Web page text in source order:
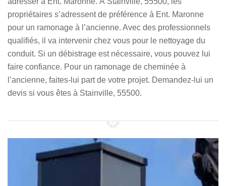
propriétaires s’adressent de préférence à Ent. Maronne
pour un ramonage à l’ancienne. Avec des professionnels
qualifiés, il va intervenir chez vous pour le nettoyage du
conduit. Si un débistrage est nécessaire, vous pouvez lui
faire confiance. Pour un ramonage de cheminée à
l’ancienne, faites-lui part de votre projet. Demandez-lui un
devis si vous êtes à Stainville, 55500.